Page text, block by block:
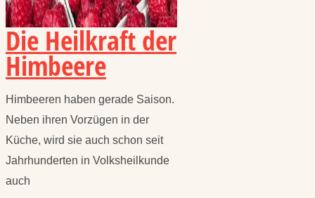
Die Heilkraft der
Himbeere
Himbeeren haben gerade Saison.
Neben ihren Vorzügen in der
Küche, wird sie auch schon seit
Jahrhunderten in Volksheilkunde
auch